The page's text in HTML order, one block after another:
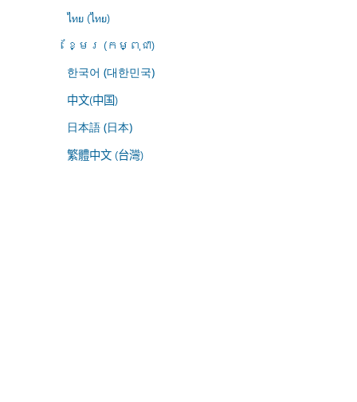
ไทย (ไทย)
ខ្មែរ (កម្ពុជា)
한국어 (대한민국)
中文(中国)
日本語 (日本)
繁體中文 (台灣)